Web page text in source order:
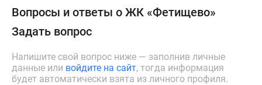
Вопросы и ответы о ЖК «Фетищево»
Задать вопрос
Напишите свой вопрос ниже — заполнив личные
данные или войдите на сайт, тогда информация
будет автоматически взята из личного профиля.